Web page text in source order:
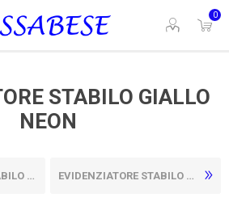
0
STABILO GIALLO
NEON
NEON EVIDENZIATORE STABILO GIALLO PASTELLO